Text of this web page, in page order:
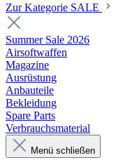
Zur Kategorie SALE
Summer Sale 2026
Airsoftwaffen
Magazine
Ausrüstung
Anbauteile
Bekleidung
Spare Parts
Verbrauchsmaterial
Menü schließen